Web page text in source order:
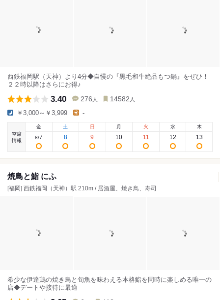
西鉄福岡駅（天神）より4分◆自慢の『黒毛和牛絶品もつ鍋』をぜひ！
２２時以降はさらにお得♪
3.40 276 人 14582 人
￥3,000～￥3,999 -
空席
情報
金
8/7
土
8
日
9
月
10
火
11
水
12
木
13
焼鳥と鮨 にふ
[福岡] 西鉄福岡（天神）駅 210m / 居酒屋、焼き鳥、寿司
希少な伊達鶏の焼き鳥と旬魚を味わえる本格鮨を同時に楽しめる唯一の
店◆デートや接待に最適